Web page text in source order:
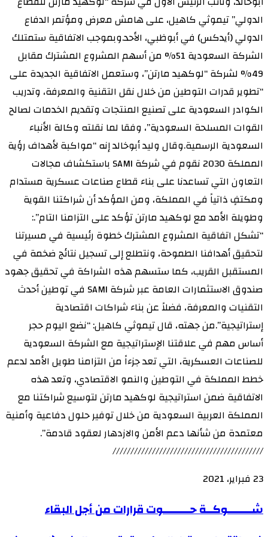
الدولي” تيموثي كاهيل، على هامش معرض ومؤتمر الدفاع
الدولي (أيدكس) في أبوظبي، الأحد.وبموجب الاتفاقية ستمتلك
الشركة السعودية 51% من أسهم المشروع المشترك مقابل
49% لشركة “لوكهيد مارتن”، وستعمل الاتفاقية الجديدة على
“تطوير قدرات التوطين من خلال نقل التقنية والمعرفة، وتدريب
الكوادر السعودية على تصنيع المنتجات وتقديم الخدمات لصالح
القوات المسلحة السعودية”، وفقا لما نقلته وكالة الأنباء
السعودية الرسمية.وقال وليد أبوخالد إنه “مواكبة لأهداف رؤية
المملكة 2030 نقوم في شركة SAMI باستكشاف مجالات
التعاون التي تساعدنا على بناء قطاع صناعات عسكرية مستدام
ومكتفٍ ذاتياً في المملكة، ومن المؤكد أن شراكتنا القوية
وطويلة الأمد مع لوكهيد مارتن تؤكد على التزامنا التام”.:
“تشكل اتفاقية المشروع المشترك خطوة رئيسية في مسيرتنا
لتحقيق أهدافنا الطموحة، ونتطلع إلى تسجيل نتائج ضخمة في
المستقبل القريب، كما ستسهم هذه الشراكة في تحقيق جهود
صندوق الاستثمارات العامة عبر شركة SAMI في توطين أحدث
التقنيات والمعرفة، فضلاً عن بناء شراكات اقتصادية
إستراتيجية”.من جهته، قال تيموثي كاهيل: “نضع اليوم حجر
أساس مهم في علاقتنا الإستراتيجية مع الشركة السعودية
للصناعات العسكرية، التي تعد جزءاً من التزامنا طويل الأمد لدعم
خطط المملكة في التوطين والنمو الاقتصادي، وتعد هذه
الاتفاقية ضمن استراتيجية لوكهيد مارتن لتوسيع شراكتنا مع
المملكة العربية السعودية من خلال توفير حلول دفاعية وأمنية
معتمدة من شأنها دعم الأمن والازدهار لعقود قادمة”.
//////////////////////////////////////////
23 فبراير، 2021
شــــــــوكــة
شــــــــوكــة حـــــــــوت قرارات من أجل البقاء